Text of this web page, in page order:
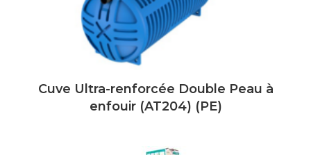
Cuve Ultra-renforcée Double Peau à
enfouir (AT204) (PE)